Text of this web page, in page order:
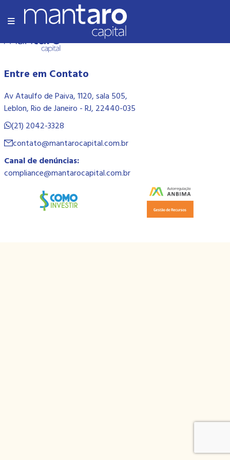
Olá Mundo!
Entre em Contato
Av Ataulfo de Paiva, 1120, sala 505,
Leblon, Rio de Janeiro - RJ, 22440-035
(21) 2042-3328
contato@mantarocapital.com.br
Canal de denúncias:
compliance@mantarocapital.com.br